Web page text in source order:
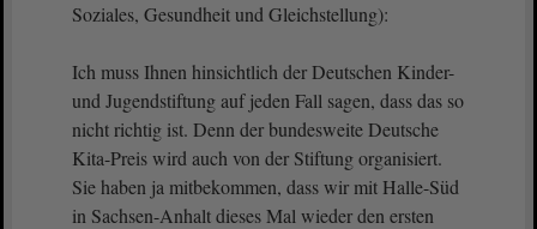
Soziales, Gesundheit und Gleichstellung):
Ich muss Ihnen hinsichtlich der Deutschen Kinder-
und Jugendstiftung auf jeden Fall sagen, dass das so
nicht richtig ist. Denn der bundesweite Deutsche
Kita-Preis wird auch von der Stiftung organisiert.
Sie haben ja mitbekommen, dass wir mit Halle-Süd
in Sachsen-Anhalt dieses Mal wieder den ersten